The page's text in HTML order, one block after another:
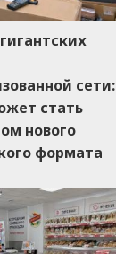
сети:
стать
нового
формата